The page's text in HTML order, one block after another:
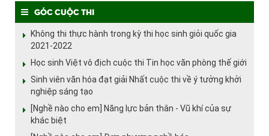
Góc cuộc thi
Không thi thực hành trong kỳ thi học sinh giỏi quốc gia
2021-2022
Học sinh Việt vô địch cuộc thi Tin học văn phòng thế giới
Sinh viên văn hóa đạt giải Nhất cuộc thi về ý tưởng khởi
nghiệp sáng tạo
[Nghề nào cho em] Năng lực bản thân - Vũ khí của sự
khác biệt